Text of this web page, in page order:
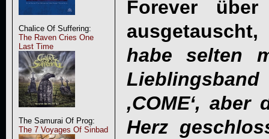
Chalice Of Suffering:
The Raven Cries One
Last Time
The Samurai Of Prog:
The 7 Voyages Of Sinbad
Forever
habe selten
‚COME‘,
Herz